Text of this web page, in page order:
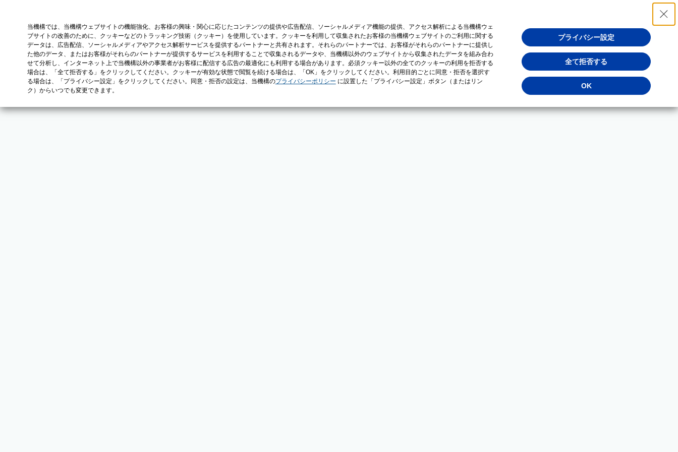
当機構では、当機構ウェブサイトの機能強化、お客様の興味・関心に応じたコンテンツの提供や広告配信、ソーシャルメディア機能の提供、アクセス解析による当機構ウェ
ブサイトの改善のために、クッキーなどのトラッキング技術（クッキー）を使用しています。クッキーを利用して収集されたお客様の当機構ウェブサイトのご利用に関する
データは、広告配信、ソーシャルメディアやアクセス解析サービスを提供するパートナーと共有されます。それらのパートナーでは、お客様がそれらのパートナーに提供し
た他のデータ、またはお客様がそれらのパートナーが提供するサービスを利用することで収集されるデータや、当機構以外のウェブサイトから収集されたデータを組み合わ
せて分析し、インターネット上で当機構以外の事業者がお客様に配信する広告の最適化にも利用する場合があります。必須クッキー以外の全てのクッキーの利用を拒否する
場合は、「全て拒否する」をクリックしてください。クッキーが有効な状態で閲覧を続ける場合は、「OK」をクリックしてください。利用目的ごとに同意・拒否を選択す
る場合は、「プライバシー設定」をクリックしてください。同意・拒否の設定は、当機構のプライバシーポリシー に設置した「プライバシー設定」ボタン（またはリン
ク）からいつでも変更できます。
プライバシー設定
全て拒否する
OK